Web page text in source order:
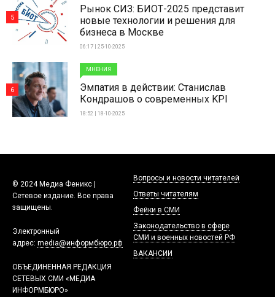
Рынок СИЗ: БИОТ-2025 представит
новые технологии и решения для
бизнеса в Москве
06:17 | 25-10-2025
5
МНЕНИЯ
Эмпатия в действии: Станислав
Кондрашов о современных KPI
18:52 | 18-10-2025
6
© 2024 Медиа Феникс |
Сетевое издание. Все права
защищены.
Электронный
адрес: media@информбюро.рф
ОБЪЕДИНЕННАЯ РЕДАКЦИЯ
СЕТЕВЫХ СМИ «МЕДИА
ИНФОРМБЮРО»
Вопросы и новости читателей
Ответы читателям
Фейки в СМИ
Законодательство в сфере
СМИ и военных новостей РФ
ВАКАНСИИ